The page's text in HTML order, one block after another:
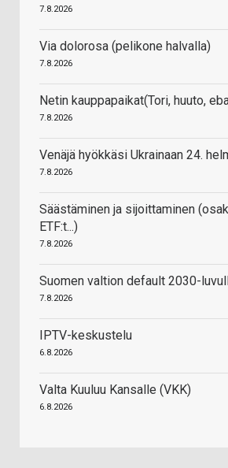
7.8.2026
Via dolorosa (pelikone halvalla)
7.8.2026
Netin kauppapaikat(Tori, huuto,
7.8.2026
Venäjä hyökkäsi Ukrainaan 24.
7.8.2026
Säästäminen ja sijoittaminen
ETF:t...)
7.8.2026
Suomen valtion default 2030-
7.8.2026
IPTV-keskustelu
6.8.2026
Valta Kuuluu Kansalle (VKK)
6.8.2026